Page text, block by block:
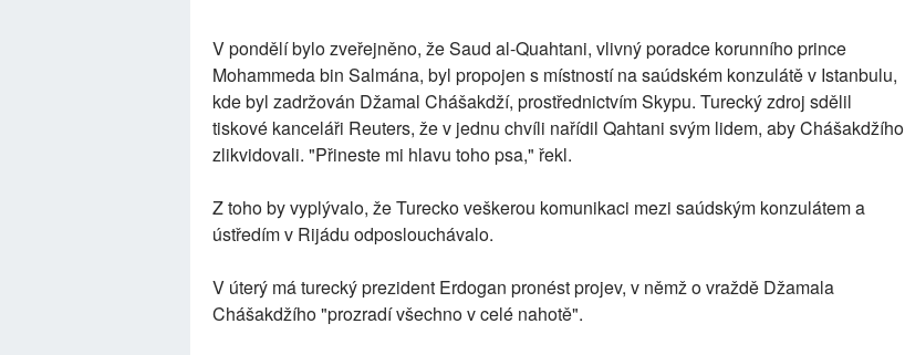
V pondělí bylo zveřejněno, že Saud al-Quahtani, vlivný poradce korunního prince
Mohammeda bin Salmána, byl propojen s místností na saúdském konzulátě v Istanbulu,
kde byl zadržován Džamal Chášakdží, prostřednictvím Skypu. Turecký zdroj sdělil
tiskové kanceláři Reuters, že v jednu chvíli nařídil Qahtani svým lidem, aby Chášakdžího
zlikvidovali. "Přineste mi hlavu toho psa," řekl.
Z toho by vyplývalo, že Turecko veškerou komunikaci mezi saúdským konzulátem a
ústředím v Rijádu odposlouchávalo.
V úterý má turecký prezident Erdogan pronést projev, v němž o vraždě Džamala
Chášakdžího "prozradí všechno v celé nahotě".